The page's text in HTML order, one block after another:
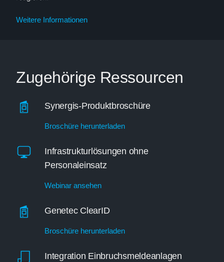
Weitere Informationen
Zugehörige Ressourcen
Synergis-Produktbroschüre
Broschüre herunterladen
Infrastrukturlösungen ohne
Personaleinsatz
Webinar ansehen
Genetec ClearID
Broschüre herunterladen
Integration Einbruchsmeldeanlagen